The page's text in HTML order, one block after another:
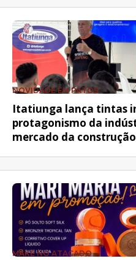
NOVIDADE EM PATOS
Itatiunga lança tintas
protagonismo da
mercado da
MAKE NO ATACADO